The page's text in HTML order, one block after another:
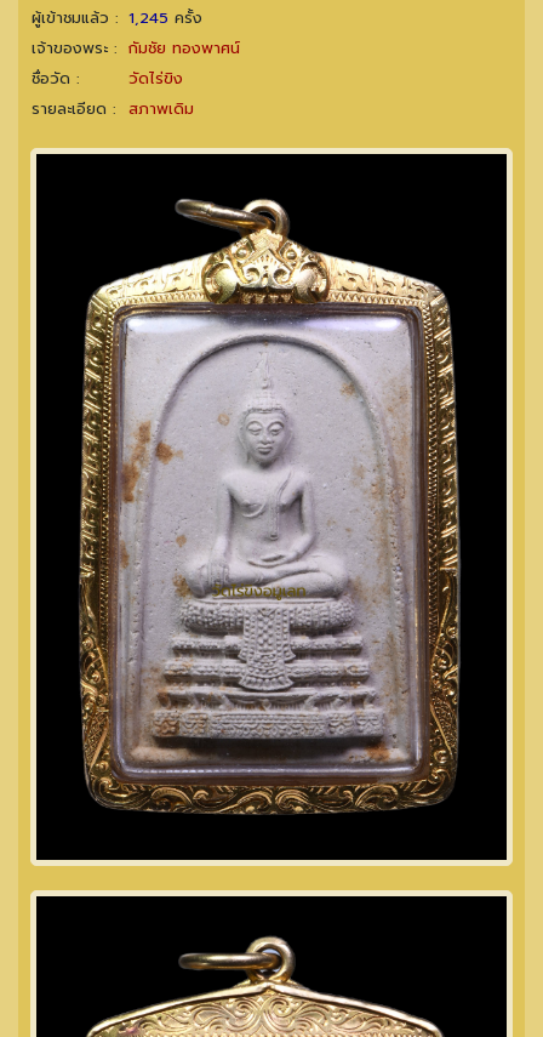
ผู้เข้าชมแล้ว : 1,245 ครั้ง
เจ้าของพระ : กัมชัย ทองพาศน์
ชื่อวัด :
วัดไร่ขิง
รายละเอียด : สภาพเดิม